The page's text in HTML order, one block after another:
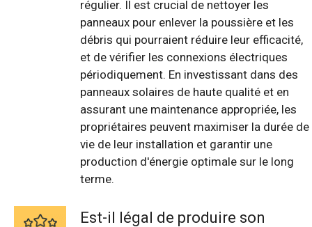
régulier. Il est crucial de nettoyer les
panneaux pour enlever la poussière et les
débris qui pourraient réduire leur efficacité,
et de vérifier les connexions électriques
périodiquement. En investissant dans des
panneaux solaires de haute qualité et en
assurant une maintenance appropriée, les
propriétaires peuvent maximiser la durée de
vie de leur installation et garantir une
production d'énergie optimale sur le long
terme.
Est-il légal de produire son